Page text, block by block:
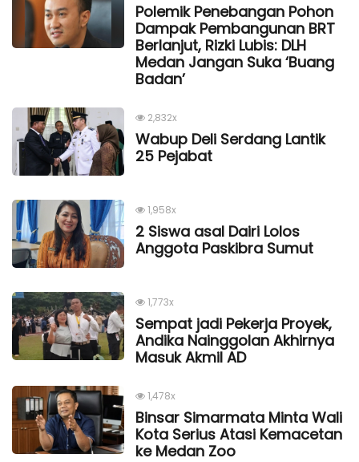
Polemik Penebangan Pohon
Dampak Pembangunan BRT
Berlanjut, Rizki Lubis: DLH
Medan Jangan Suka ‘Buang
Badan’
2,832x
Wabup Deli Serdang Lantik
25 Pejabat
1,958x
2 Siswa asal Dairi Lolos
Anggota Paskibra Sumut
1,773x
Sempat jadi Pekerja Proyek,
Andika Nainggolan Akhirnya
Masuk Akmil AD
1,478x
Binsar Simarmata Minta Wali
Kota Serius Atasi Kemacetan
ke Medan Zoo